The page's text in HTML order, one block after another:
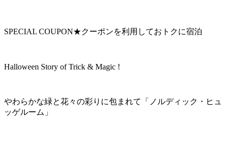
SPECIAL COUPON★クーポンを利用しておトクに宿泊
Halloween Story of Trick & Magic !
やわらかな緑と花々の彩りに包まれて「ノルディック・ヒュ
ッゲルーム」